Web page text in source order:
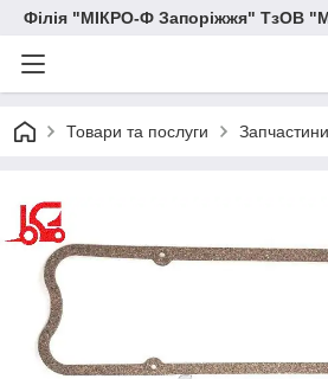
Філія "МІКРО-Ф Запоріжжя" ТзОВ
Товари та послуги